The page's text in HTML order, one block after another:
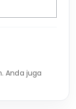
Anda juga